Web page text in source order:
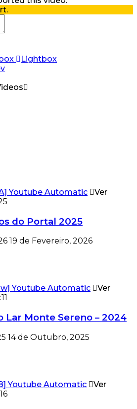
Lightbox
Ver
do Portal 2025
19 de Fevereiro, 2026
Ver
Lar Monte Sereno – 2024
14 de Outubro, 2025
Ver